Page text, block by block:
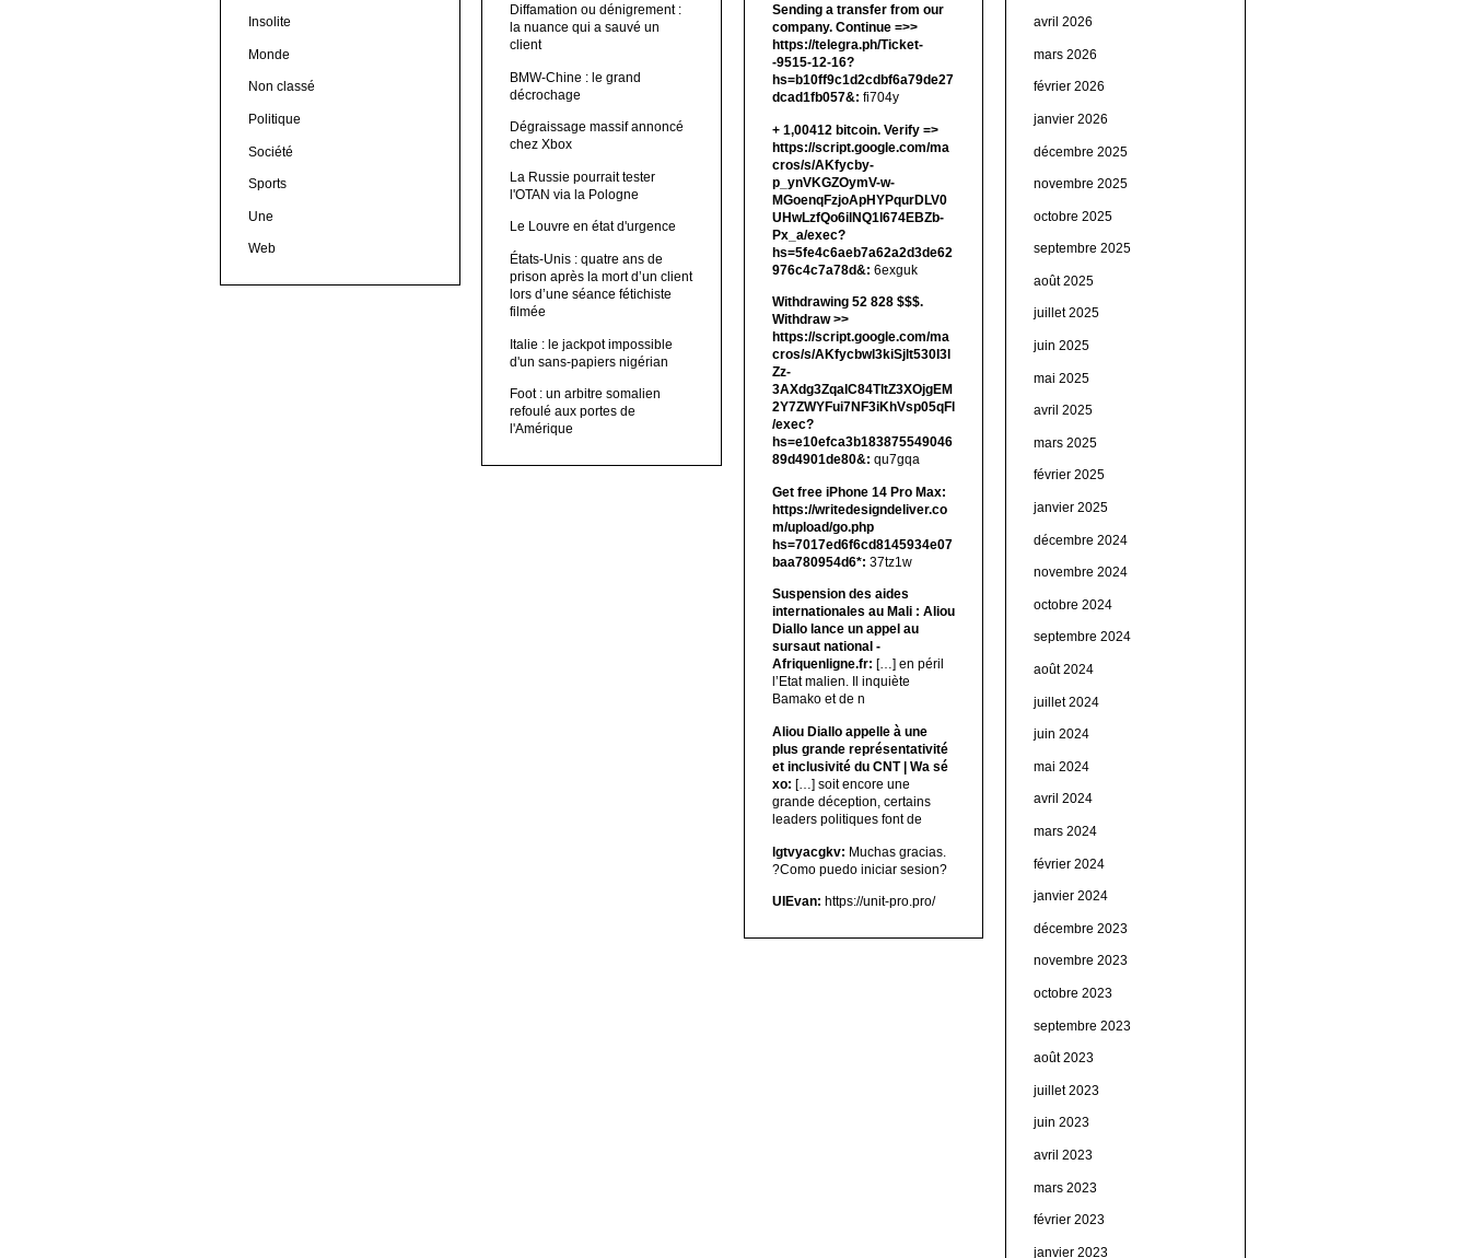
Insolite
Monde
Non classé
Politique
Société
Sports
Une
Web
Diffamation ou dénigrement :
la nuance qui a sauvé un
client
BMW-Chine : le grand
décrochage
Dégraissage massif annoncé
chez Xbox
La Russie pourrait tester
l'OTAN via la Pologne
Le Louvre en état d'urgence
États-Unis : quatre ans de
prison après la mort d’un client
lors d’une séance fétichiste
filmée
Italie : le jackpot impossible
d'un sans-papiers nigérian
Foot : un arbitre somalien
refoulé aux portes de
l'Amérique
Sending a transfer from our
company. Continue =>>
https://telegra.ph/Ticket-
-9515-12-16?
hs=b10ff9c1d2cdbf6a79de27
dcad1fb057&: fi704y
+ 1,00412 bitсоin. Verify =>
https://script.google.com/ma
cros/s/AKfycby-
p_ynVKGZOymV-w-
MGoenqFzjoApHYPqurDLV0
UHwLzfQo6ilNQ1l674EBZb-
Px_a/exec?
hs=5fe4c6aeb7a62a2d3de62
976c4c7a78d&: 6exguk
Withdrawing 52 828 $$$.
Withdrаw >>
https://script.google.com/ma
cros/s/AKfycbwl3kiSjlt530I3l
Zz-
3AXdg3ZqalC84TltZ3XOjgEM
2Y7ZWYFui7NF3iKhVsp05qFl
/exec?
hs=e10efca3b183875549046
89d4901de80&: qu7gqa
Get free iPhone 14 Pro Max:
https://writedesigndeliver.co
m/upload/go.php
hs=7017ed6f6cd8145934e07
baa780954d6*: 37tz1w
Suspension des aides
internationales au Mali : Aliou
Diallo lance un appel au
sursaut national -
Afriquenligne.fr: […] en péril
l’Etat malien. Il inquiète
Bamako et de n
Aliou Diallo appelle à une
plus grande représentativité
et inclusivité du CNT | Wa sé
xo: […] soit encore une
grande déception, certains
leaders politiques font de
lgtvyacgkv: Muchas gracias.
?Como puedo iniciar sesion?
UIEvan: https://unit-pro.pro/
avril 2026
mars 2026
février 2026
janvier 2026
décembre 2025
novembre 2025
octobre 2025
septembre 2025
août 2025
juillet 2025
juin 2025
mai 2025
avril 2025
mars 2025
février 2025
janvier 2025
décembre 2024
novembre 2024
octobre 2024
septembre 2024
août 2024
juillet 2024
juin 2024
mai 2024
avril 2024
mars 2024
février 2024
janvier 2024
décembre 2023
novembre 2023
octobre 2023
septembre 2023
août 2023
juillet 2023
juin 2023
avril 2023
mars 2023
février 2023
janvier 2023